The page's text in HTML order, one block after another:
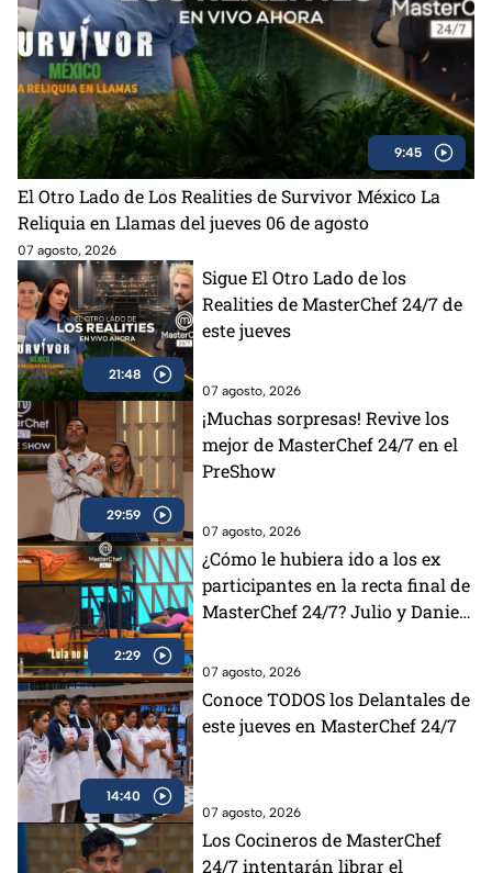
9:45
El Otro Lado de Los Realities de Survivor México La
Reliquia en Llamas del jueves 06 de agosto
07 agosto, 2026
21:48
Sigue El Otro Lado de los
Realities de MasterChef 24/7 de
este jueves
07 agosto, 2026
29:59
¡Muchas sorpresas! Revive los
mejor de MasterChef 24/7 en el
PreShow
07 agosto, 2026
2:29
¿Cómo le hubiera ido a los ex
participantes en la recta final de
MasterChef 24/7? Julio y Daniela
07 agosto, 2026
14:40
Conoce TODOS los Delantales de
este jueves en MasterChef 24/7
07 agosto, 2026
Los Cocineros de MasterChef
24/7 intentarán librar el